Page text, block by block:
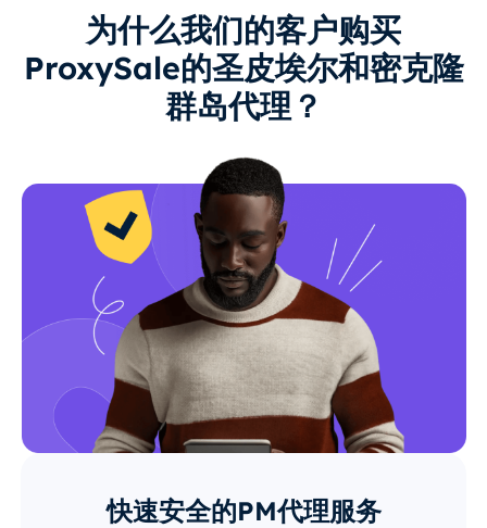
为什么我们的客户购买
ProxySale的圣皮埃尔和密克隆
群岛代理？
快速安全的PM代理服务